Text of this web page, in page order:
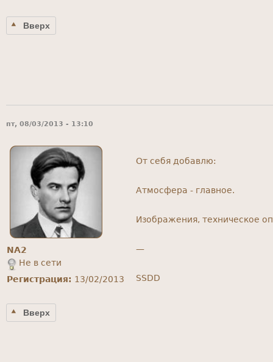
Вверх
пт, 08/03/2013 - 13:10
NA2
Не в сети
Регистрация: 13/02/2013
От себя добавлю:
Атмосфера - главное.
Изображения, техническое
—
SSDD
Вверх